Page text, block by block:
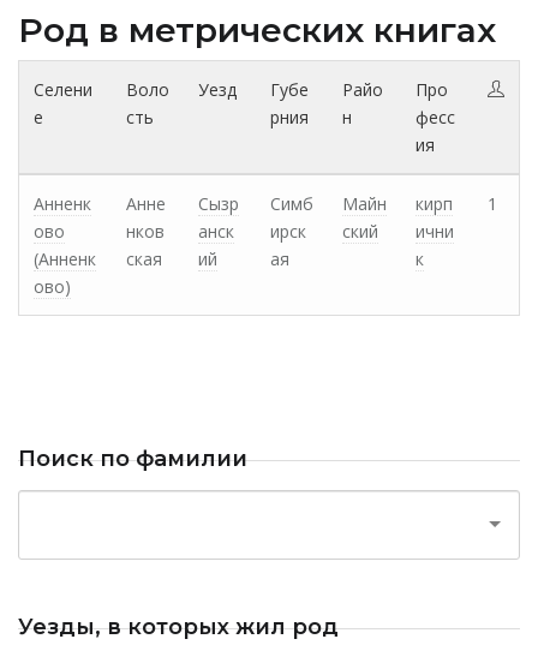
Род в метрических книгах
Селени
е
Воло
сть
Уезд
Губе
рния
Райо
н
Про
фесс
ия
Анненк
ово
(Анненк
ово)
Анне
нков
ская
Сызр
анск
ий
Симб
ирск
ая
Майн
ский
кирп
ични
к
1
Поиск по фамилии
Уезды, в которых жил род